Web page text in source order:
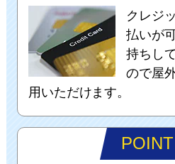
クレジ
払いが
持ちし
ので屋
用いただけます。